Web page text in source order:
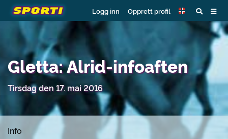
Logg inn Opprett profil
Gletta: Alrid-infoaften
Tirsdag den 17. mai 2016
Info